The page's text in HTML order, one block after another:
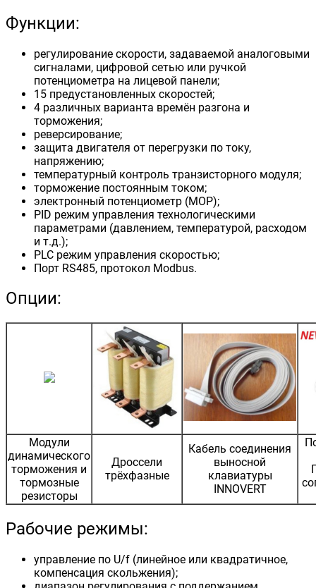
Функции:
регулирование скорости, задаваемой аналоговыми
сигналами, цифровой сетью или ручкой
потенциометра на лицевой панели;
15 предустановленных скоростей;
4 различных варианта времён разгона и
торможения;
реверсирование;
защита двигателя от перегрузки по току,
напряжению;
температурный контроль транзисторного модуля;
торможение постоянным током;
электронный потенциометр (MOP);
PID режим управления технологическими
параметрами (давлением, температурой, расходом
и т.д.);
PLC режим управления скоростью;
Порт RS485, протокол Modbus.
Опции:
Модули
динамического
торможения и
тормозные
резисторы
Дроссели
трёхфазные
Кабель соединения
выносной
клавиатуры
INNOVERT
Рабочие режимы:
управление по U/f (линейное или квадратичное,
компенсация скольжения);